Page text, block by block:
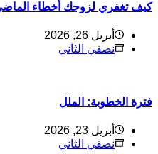
تغفري لزوجك أخطاء الماضي
أبريل 26, 2026
نصفي الثاني
الخطوبة: الملل
أبريل 23, 2026
نصفي الثاني